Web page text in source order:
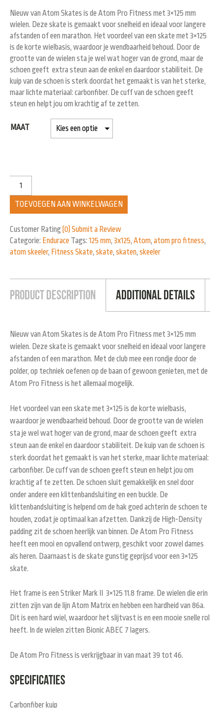
Nieuw van Atom Skates is de Atom Pro Fitness met 3×125 mm
wielen. Deze skate is gemaakt voor snelheid en ideaal voor langere
afstanden of een marathon. Het voordeel van een skate met 3×125
is de korte wielbasis, waardoor je wendbaarheid behoud. Door de
grootte van de wielen sta je wel wat hoger van de grond, maar de
schoen geeft extra steun aan de enkel en daardoor stabiliteit. De
kuip van de schoen is sterk doordat het gemaakt is van het sterke,
maar lichte materiaal: carbonfiber. De cuff van de schoen geeft
steun en helpt jou om krachtig af te zetten.
MAAT
TOEVOEGEN AAN WINKELWAGEN
Customer Rating(0) Submit a Review
Categorie: Endurace Tags: 125 mm, 3x125, Atom, atom pro fitness,
atom skeeler, Fitness Skate, skate, skaten, skeeler
Product Description Additional Details
Nieuw van Atom Skates is de Atom Pro Fitness met 3×125 mm
wielen. Deze skate is gemaakt voor snelheid en ideaal voor langere
afstanden of een marathon. Met de club mee een rondje door de
polder, op techniek oefenen op de baan of gewoon genieten, met de
Atom Pro Fitness is het allemaal mogelijk.
Het voordeel van een skate met 3×125 is de korte wielbasis,
waardoor je wendbaarheid behoud. Door de grootte van de wielen
sta je wel wat hoger van de grond, maar de schoen geeft extra
steun aan de enkel en daardoor stabiliteit. De kuip van de schoen is
sterk doordat het gemaakt is van het sterke, maar lichte materiaal:
carbonfiber. De cuff van de schoen geeft steun en helpt jou om
krachtig af te zetten. De schoen sluit gemakkelijk en snel door
onder andere een klittenbandsluiting en een buckle. De
klittenbandsluiting is helpend om de hak goed achterin de schoen te
houden, zodat je optimaal kan afzetten. Dankzij de High-Density
padding zit de schoen heerlijk van binnen. De Atom Pro Fitness
heeft een mooi en opvallend ontwerp, geschikt voor zowel dames
als heren. Daarnaast is de skate gunstig geprijsd voor een 3×125
skate.
Het frame is een Striker Mark II 3×125 11.8 frame. De wielen die erin
zitten zijn van de lijn Atom Matrix en hebben een hardheid van 86a.
Dit is een hard wiel, waardoor het slijtvast is en een mooie snelle rol
heeft. In de wielen zitten Bionic ABEC 7 lagers.
De Atom Pro Fitness is verkrijgbaar in van maat 39 tot 46.
Specificaties
Carbonfiber kuip